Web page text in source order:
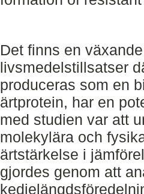
Det finns en
livsmedelstillsatser
produceras som en
ärtprotein, har en
med studien var att
molekylära och
ärtstärkelse i
gjordes genom att